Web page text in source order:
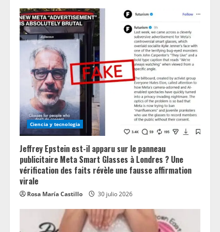
Ciencia y tecnologia
Jeffrey Epstein est-il apparu sur le panneau
publicitaire Meta Smart Glasses à Londres ? Une
vérification des faits révèle une fausse affirmation
virale
Rosa María Castillo 30 julio 2026